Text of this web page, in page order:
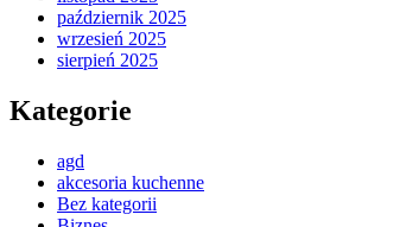
październik 2025
wrzesień 2025
sierpień 2025
Kategorie
agd
akcesoria kuchenne
Bez kategorii